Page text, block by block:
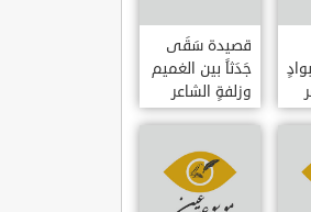
قصيدة سَقَى
جَدَثاً بين الغميم
وزلفةٍ الشاعر
العوام بن عقبة